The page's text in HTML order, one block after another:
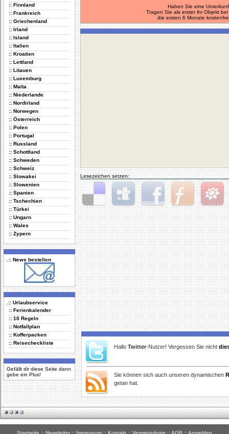
:: Finnland
:: Frankreich
:: Griechenland
:: Irland
:: Island
:: Italien
:: Kroatien
:: Lettland
:: Litauen
:: Luxemburg
:: Malta
:: Niederlande
:: Nordirland
:: Norwegen
:: Österreich
:: Polen
:: Portugal
:: Russland
:: Schottland
:: Schweden
:: Schweiz
:: Slowakei
:: Slowenien
:: Spanien
:: Tschechien
:: Türkei
:: Ungarn
:: Wales
:: Zypern
.:: News bestellen
.:: Urlaubservice
:: Ferienkalender
:: 10 Regeln
:: Notfallplan
:: Kofferpacken
:: Reisecheckliste
Gefällt dir diese Seite dann
gebe ein Plus!
Haben Sie eine
Tragen Sie als erster ihr Objekt
die ersten 6 Monate
Lesezeichen setzen:
Delicious Digg Facebook Furl StudiVZ
Hallo Twitter-Nutzer! Vergessen Sie nicht
Sie können sich auch unseren dynamischen
getan hat.
Startseite :: Newsletter :: Impressum :: Kontakt :: Vermieterlogin :: AGB :: Anmelden